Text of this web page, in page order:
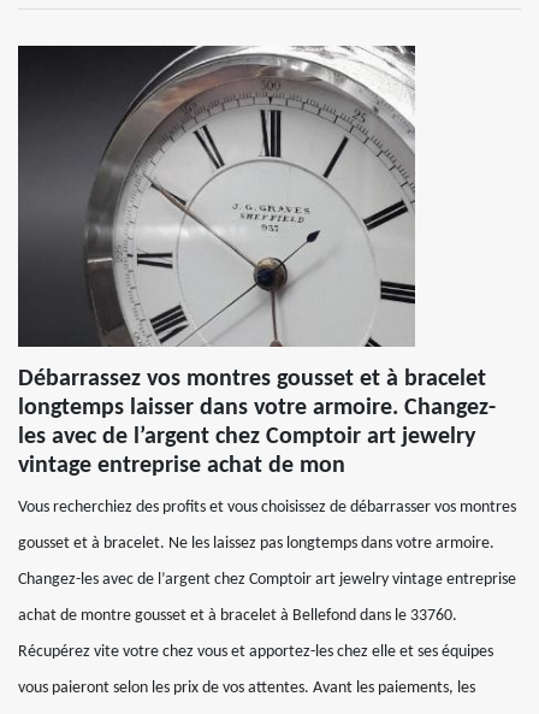
Débarrassez vos montres gousset et à bracelet
longtemps laisser dans votre armoire. Changez-
les avec de l’argent chez Comptoir art jewelry
vintage entreprise achat de mon
Vous recherchiez des profits et vous choisissez de débarrasser vos montres
gousset et à bracelet. Ne les laissez pas longtemps dans votre armoire.
Changez-les avec de l’argent chez Comptoir art jewelry vintage entreprise
achat de montre gousset et à bracelet à Bellefond dans le 33760.
Récupérez vite votre chez vous et apportez-les chez elle et ses équipes
vous paieront selon les prix de vos attentes. Avant les paiements, les